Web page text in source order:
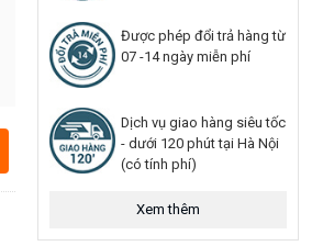
Được phép đổi trả hàng từ
07 -14 ngày miễn phí
Dịch vụ giao hàng siêu tốc
- dưới 120 phút tại Hà Nội
(có tính phí)
Xem thêm